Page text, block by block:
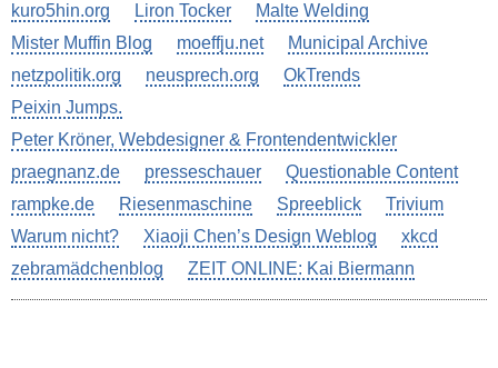
kuro5hin.org
Liron Tocker
Malte Welding
Mister Muffin Blog
moeffju.net
Municipal Archive
netzpolitik.org
neusprech.org
OkTrends
Peixin Jumps.
Peter Kröner, Webdesigner & Frontendentwickler
praegnanz.de
presseschauer
Questionable Content
rampke.de
Riesenmaschine Spreeblick
Trivium
Warum nicht?
Xiaoji Chen’s Design Weblog
xkcd
zebramädchenblog
ZEIT ONLINE: Kai Biermann